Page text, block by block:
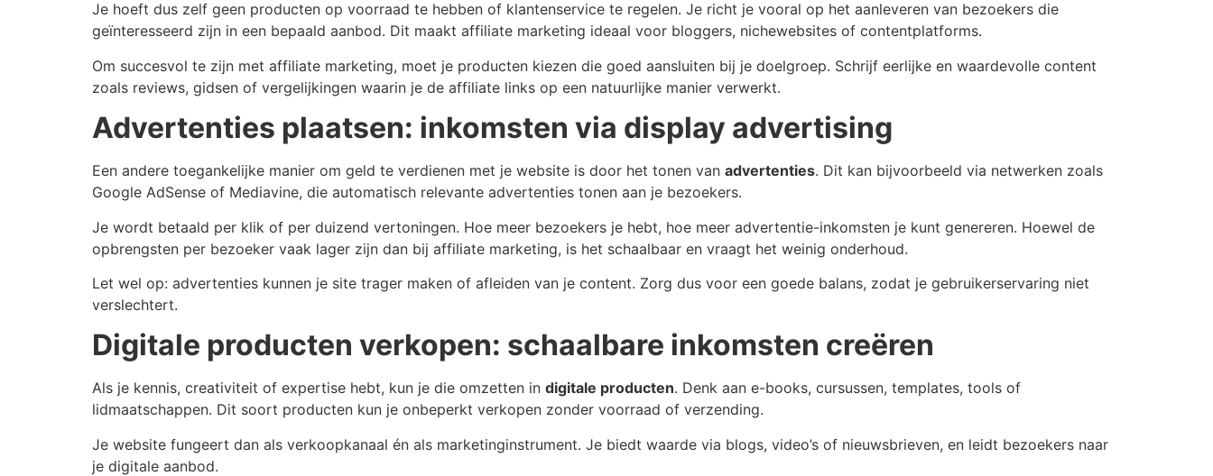
Je hoeft dus zelf geen producten op voorraad te hebben of klantenservice te regelen. Je richt je vooral op het aanleveren van bezoekers die
geïnteresseerd zijn in een bepaald aanbod. Dit maakt affiliate marketing ideaal voor bloggers, nichewebsites of contentplatforms.
Om succesvol te zijn met affiliate marketing, moet je producten kiezen die goed aansluiten bij je doelgroep. Schrijf eerlijke en waardevolle content
zoals reviews, gidsen of vergelijkingen waarin je de affiliate links op een natuurlijke manier verwerkt.
Advertenties plaatsen: inkomsten via display advertising
Een andere toegankelijke manier om geld te verdienen met je website is door het tonen van advertenties. Dit kan bijvoorbeeld via netwerken zoals
Google AdSense of Mediavine, die automatisch relevante advertenties tonen aan je bezoekers.
Je wordt betaald per klik of per duizend vertoningen. Hoe meer bezoekers je hebt, hoe meer advertentie-inkomsten je kunt genereren. Hoewel de
opbrengsten per bezoeker vaak lager zijn dan bij affiliate marketing, is het schaalbaar en vraagt het weinig onderhoud.
Let wel op: advertenties kunnen je site trager maken of afleiden van je content. Zorg dus voor een goede balans, zodat je gebruikerservaring niet
verslechtert.
Digitale producten verkopen: schaalbare inkomsten creëren
Als je kennis, creativiteit of expertise hebt, kun je die omzetten in digitale producten. Denk aan e-books, cursussen, templates, tools of
lidmaatschappen. Dit soort producten kun je onbeperkt verkopen zonder voorraad of verzending.
Je website fungeert dan als verkoopkanaal én als marketinginstrument. Je biedt waarde via blogs, video’s of nieuwsbrieven, en leidt bezoekers naar
je digitale aanbod.